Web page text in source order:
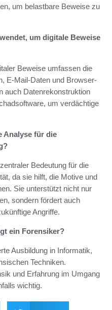
um belastbare Beweise zu
um digitale Beweise
Beweise umfassen die
E-Mail-Daten und Browser-
auch Datenrekonstruktion
um verdächtige
Analyse für die
Bedeutung für die
da sie hilft, die Motive und
Sie unterstützt nicht nur
sondern fördert auch
Angriffe.
ein Forensiker?
Ausbildung in Informatik,
Techniken.
und Erfahrung im Umgang
wichtig.